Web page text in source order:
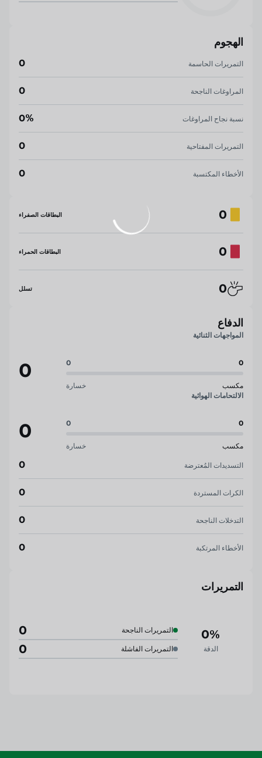
الهجوم
التمريرات الحاسمة 0
المراوغات الناجحة 0
نسبة نجاح المراوغات 0%
التمريرات المفتاحية 0
الأخطاء المكتسبة 0
0 البطاقات الصفراء
0 البطاقات الحمراء
0 تسلل
الدفاع
المواجهات الثنائية
0
0
مكسب خسارة
0
الالتحامات الهوائية
0
0
مكسب خسارة
0
التسديدات المُعترضة 0
الكرات المستردة 0
التدخلات الناجحة 0
الأخطاء المرتكبة 0
التمريرات
0%
الدقة
التمريرات الناجحة 0
التمريرات الفاشلة 0